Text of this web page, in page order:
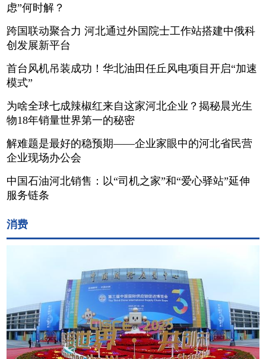
虑”何时解？
跨国联动聚合力 河北通过外国院士工作站搭建中俄科
创发展新平台
首台风机吊装成功！华北油田任丘风电项目开启“加速
模式”
为啥全球七成辣椒红来自这家河北企业？揭秘晨光生
物18年销量世界第一的秘密
解难题是最好的稳预期——企业家眼中的河北省民营
企业现场办公会
中国石油河北销售：以“司机之家”和“爱心驿站”延伸
服务链条
消费